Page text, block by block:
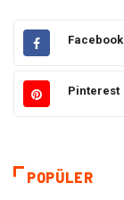
Eğitim
Hukuk
Makine
Facebook
Pinterest
POPÜLER